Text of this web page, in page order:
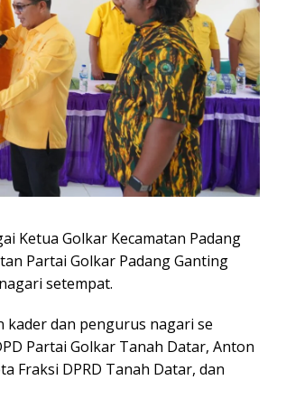
Ketua Golkar Kecamatan Padang
Partai Golkar Padang Ganting
setempat.
kader dan pengurus nagari se
Partai Golkar Tanah Datar, Anton
Fraksi DPRD Tanah Datar, dan